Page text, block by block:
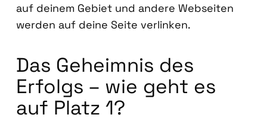
auf dei­nem Gebiet und ande­re Web­sei­ten
wer­den auf dei­ne Sei­te ver­lin­ken.
Das Geheim­nis des
Erfolgs – wie geht es
auf Platz 1?